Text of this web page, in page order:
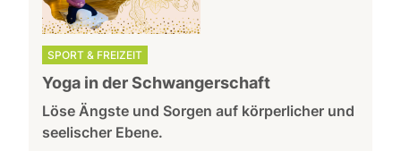
SPORT & FREIZEIT
Yoga in der Schwangerschaft
Löse Ängste und Sorgen auf körperlicher und
seelischer Ebene.